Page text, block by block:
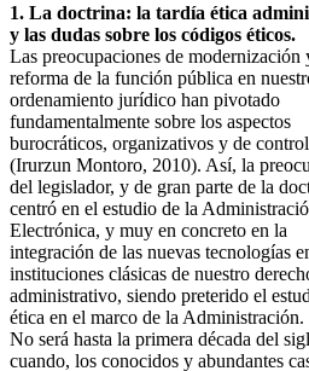
1. La doctrina: la tardía ética
y las dudas sobre los códigos éticos.
Las preocupaciones de modernización
reforma de la función pública en
ordenamiento jurídico han pivotado
fundamentalmente sobre los aspectos
burocráticos, organizativos y de control
(Irurzun Montoro, 2010). Así, la
del legislador, y de gran parte de la
centró en el estudio de la
Electrónica, y muy en concreto en la
integración de las nuevas tecnologías
instituciones clásicas de nuestro
administrativo, siendo preterido el
ética en el marco de la Administración.
No será hasta la primera década del
cuando, los conocidos y abundantes